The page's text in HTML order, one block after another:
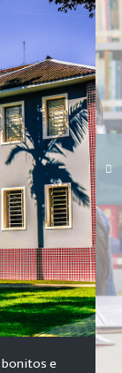
bonitos e